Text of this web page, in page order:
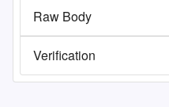
Raw Body
Verification